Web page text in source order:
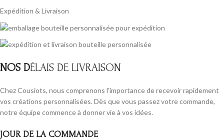
Expédition & Livraison
NOS DÉLAIS DE LIVRAISON
Chez Cousiots, nous comprenons l'importance de recevoir rapidement
vos créations personnalisées. Dès que vous passez votre commande,
notre équipe commence à donner vie à vos idées.
JOUR DE LA COMMANDE